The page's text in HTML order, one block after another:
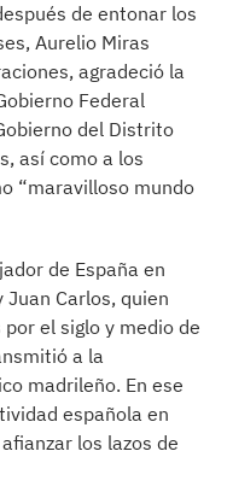
de entonar los
Aurelio Miras
agradeció la
Federal
del Distrito
así como a los
“maravilloso mundo
de España en
Carlos, quien
el siglo y medio de
a la
madrileño. En ese
española en
los lazos de